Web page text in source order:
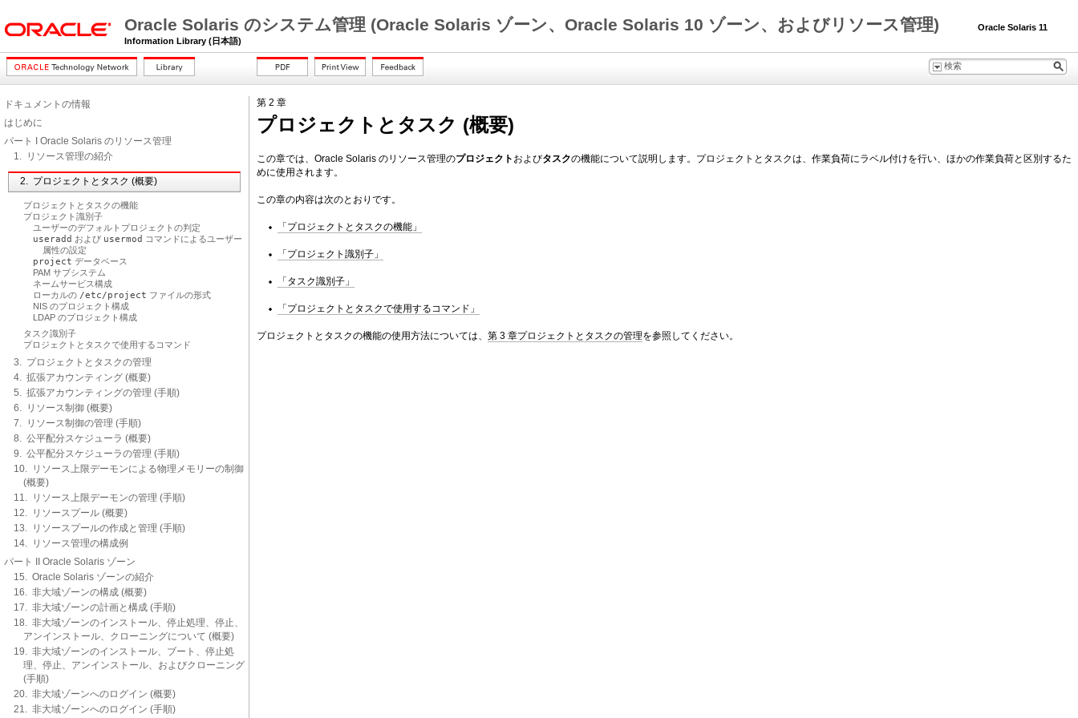
Oracle Solaris のシステム管理 (Oracle Solaris ゾーン、Oracle Solaris 10 ゾーン、およびリソース管理)
Oracle Solaris 11
Information Library (日本語)
ドキュメントの情報
はじめに
パート I Oracle Solaris のリソース管理
1. リソース管理の紹介
2. プロジェクトとタスク (概要)
プロジェクトとタスクの機能
プロジェクト識別子
ユーザーのデフォルトプロジェクトの判定
useradd および usermod コマンドによるユーザー
属性の設定
project データベース
PAM サブシステム
ネームサービス構成
ローカルの /etc/project ファイルの形式
NIS のプロジェクト構成
LDAP のプロジェクト構成
タスク識別子
プロジェクトとタスクで使用するコマンド
3. プロジェクトとタスクの管理
4. 拡張アカウンティング (概要)
5. 拡張アカウンティングの管理 (手順)
6. リソース制御 (概要)
7. リソース制御の管理 (手順)
8. 公平配分スケジューラ (概要)
9. 公平配分スケジューラの管理 (手順)
10. リソース上限デーモンによる物理メモリーの制御
(概要)
11. リソース上限デーモンの管理 (手順)
12. リソースプール (概要)
13. リソースプールの作成と管理 (手順)
14. リソース管理の構成例
パート II Oracle Solaris ゾーン
15. Oracle Solaris ゾーンの紹介
16. 非大域ゾーンの構成 (概要)
17. 非大域ゾーンの計画と構成 (手順)
18. 非大域ゾーンのインストール、停止処理、停止、
アンインストール、クローニングについて (概要)
19. 非大域ゾーンのインストール、ブート、停止処
理、停止、アンインストール、およびクローニング
(手順)
20. 非大域ゾーンへのログイン (概要)
21. 非大域ゾーンへのログイン (手順)
第 2 章
プロジェクトとタスク (概要)
この章では、Oracle Solaris のリソース管理のプロジェクト およびタスクの機能について説明します。プロジェクトとタスクは、作業負荷にラベル付けを行い、ほかの作業負荷と区別するた
めに使用されます。
この章の内容は次のとおりです。
「プロジェクトとタスクの機能」
「プロジェクト識別子」
「タスク識別子」
「プロジェクトとタスクで使用するコマンド」
プロジェクトとタスクの機能の使用方法については、 第 3 章プロジェクトとタスクの管理を参照してください。